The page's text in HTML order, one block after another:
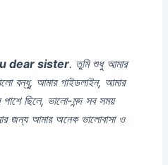
dear sister. তুমি শুধু আমার
বন্ধু, আমার গাইডলাইন, আমার
ছিলে, ভালো-মন্দ সব সময়
জন্য আমার অনেক ভালোবাসা ও